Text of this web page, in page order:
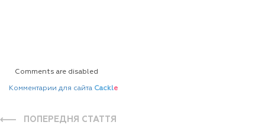
Comments are disabled
Комментарии для сайта Cackle
ПОПЕРЕДНЯ СТАТТЯ